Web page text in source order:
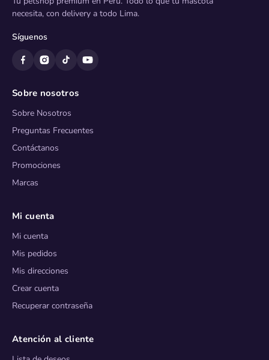
necesita, con delivery a todo Lima.
Síguenos
Sobre nosotros
Sobre Nosotros
Preguntas Frecuentes
Contáctanos
Promociones
Marcas
Mi cuenta
Mi cuenta
Mis pedidos
Mis direcciones
Crear cuenta
Recuperar contraseña
Atención al cliente